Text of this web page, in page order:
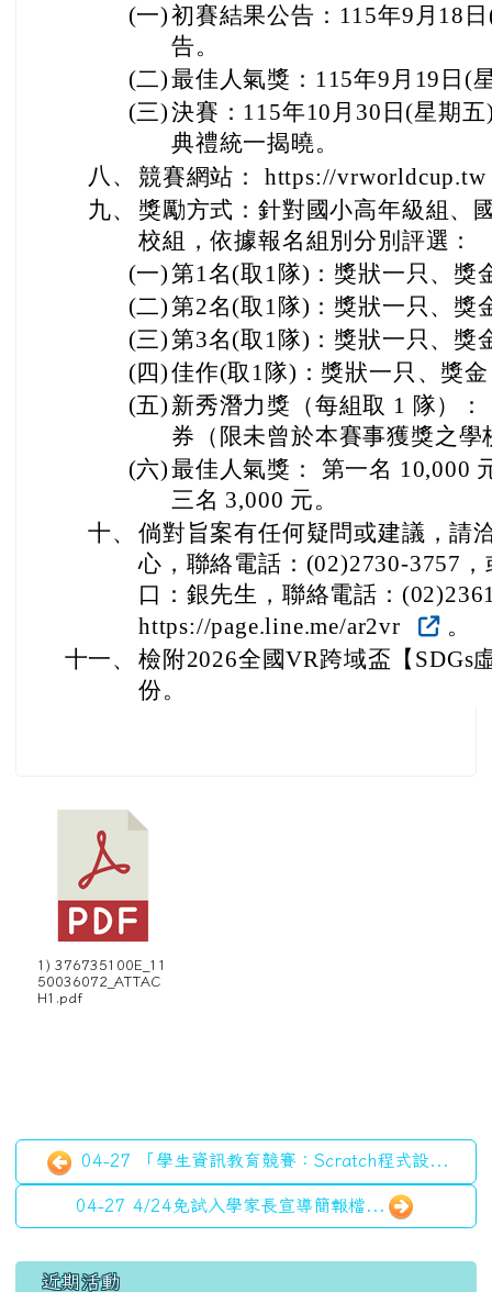
(一)初賽結果公告：115年9月18
告。
(二)最佳人氣獎：115年9月19日(
(三)決賽：115年10月30日(星期
典禮統一揭曉。
八、 競賽網站： https://vrworldcup.tw
九、
獎勵方式：針對國小高年級組、
校組，依據報名組別分別評選：
(一)第1名(取1隊)：獎狀一只、獎
(二)第2名(取1隊)：獎狀一只、獎
(三)第3名(取1隊)：獎狀一只、獎
(四)佳作(取1隊)：獎狀一只、獎
(五) 新秀潛力獎（每組取 1 隊）
券（限未曾於本賽事獲獎之學
(六)最佳人氣獎： 第一名 10,000
三名 3,000 元。
十、 倘對旨案有任何疑問或建議，請
心，聯絡電話：(02)2730-3757
口：銀先生，聯絡電話：
https://page.line.me/ar2vr
。
十一、 檢附2026全國VR跨域盃【SDGs
份。
1) 376735100E_11
50036072_ATTAC
H1.pdf
04-27 「學生資訊教育競賽：Scratch程式設...
04-27 4/24免試入學家長宣導簡報檔...
左邊區域內容
近期活動